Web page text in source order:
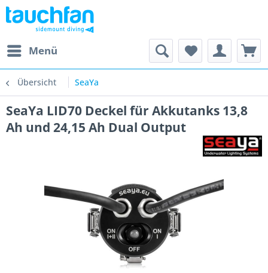
Menü
Übersicht SeaYa
SeaYa LID70 Deckel für Akkutanks 13,8
Ah und 24,15 Ah Dual Output